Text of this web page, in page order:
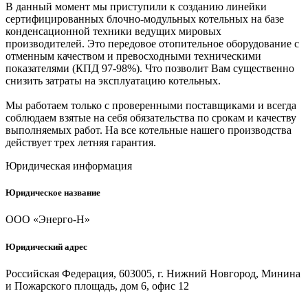
В данный момент мы приступили к созданию линейки
сертифицированных блочно-модульных котельных на базе
конденсационной техники ведущих мировых
производителей. Это передовое отопительное оборудование с
отменным качеством и превосходными техническими
показателями (КПД 97-98%). Что позволит Вам существенно
снизить затраты на эксплуатацию котельных.
Мы работаем только с проверенными поставщиками и всегда
соблюдаем взятые на себя обязательства по срокам и качеству
выполняемых работ. На все котельные нашего производства
действует трех летняя гарантия.
Юридическая информация
Юридическое название
ООО «Энерго-Н»
Юридический адрес
Российская Федерация, 603005, г. Нижний Новгород, Минина
и Пожарского площадь, дом 6, офис 12